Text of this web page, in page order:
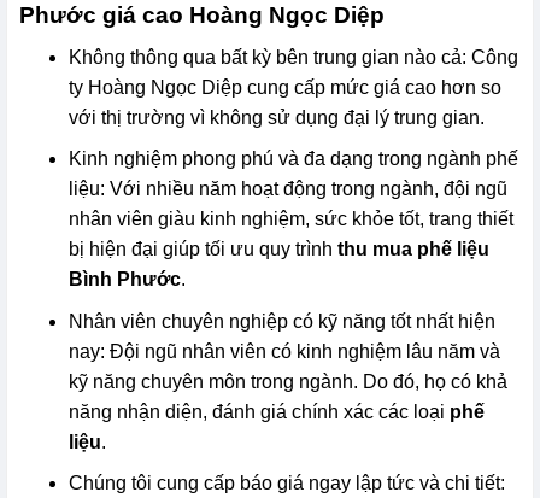
Phước giá cao Hoàng Ngọc Diệp
Không thông qua bất kỳ bên trung gian nào cả: Công
ty Hoàng Ngọc Diệp cung cấp mức giá cao hơn so
với thị trường vì không sử dụng đại lý trung gian.
Kinh nghiệm phong phú và đa dạng trong ngành phế
liệu: Với nhiều năm hoạt động trong ngành, đội ngũ
nhân viên giàu kinh nghiệm, sức khỏe tốt, trang thiết
bị hiện đại giúp tối ưu quy trình thu mua phế liệu
Bình Phước.
Nhân viên chuyên nghiệp có kỹ năng tốt nhất hiện
nay: Đội ngũ nhân viên có kinh nghiệm lâu năm và
kỹ năng chuyên môn trong ngành. Do đó, họ có khả
năng nhận diện, đánh giá chính xác các loại phế
liệu.
Chúng tôi cung cấp báo giá ngay lập tức và chi tiết: